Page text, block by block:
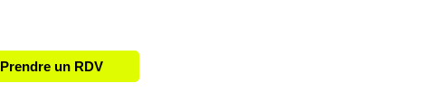
Prendre un RDV